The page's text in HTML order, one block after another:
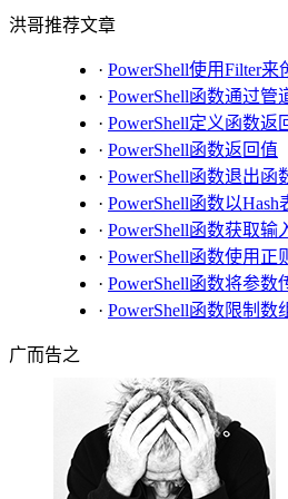
洪哥推荐文章
· PowerShell使用Filter来
· PowerShell函数通过管
· PowerShell定义函数返
· PowerShell函数返回值
· PowerShell函数退出函
· PowerShell函数以
· PowerShell函数获取输
· PowerShell函数使用
· PowerShell函数将参数
· PowerShell函数限制数
广而告之